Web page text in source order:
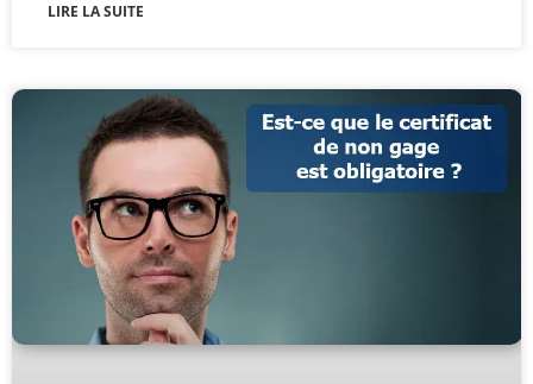
LIRE LA SUITE